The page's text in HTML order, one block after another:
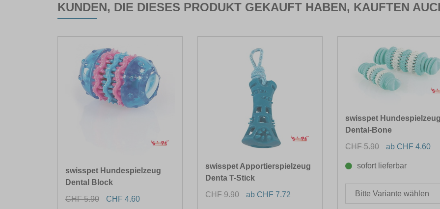
KUNDEN, DIE DIESES PRODUKT GEKAUFT HABEN, KAUFTEN
swisspet Hundespielzeug
Dental Block
CHF 5.90
CHF 4.60
swisspet Apportierspielzeug
Denta T-Stick
CHF 9.90
ab CHF 7.72
swisspet
Dental-Bone
CHF 5.90
ab CHF 4.60
sofort lieferbar